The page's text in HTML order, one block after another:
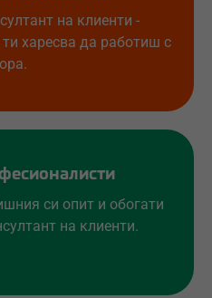
на клиенти -
харесва да работиш с
си опит и обогати
на клиенти.